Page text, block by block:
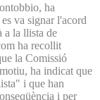
ha
va signar l'acord
a la llista de
ha recollit
la Comissió
ha indicat que
i que han
i per